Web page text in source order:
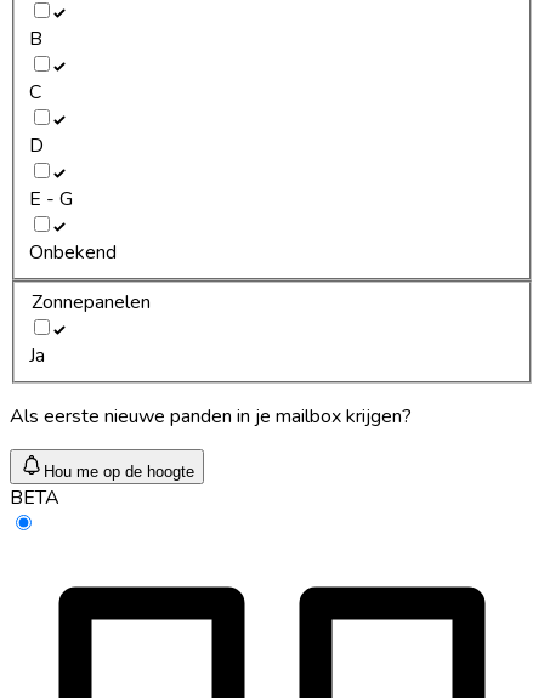
B
C
D
E - G
Onbekend
Zonnepanelen
Ja
Als eerste nieuwe panden in je mailbox krijgen?
Hou me op de hoogte
BETA